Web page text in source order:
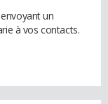
un
à vos contacts.